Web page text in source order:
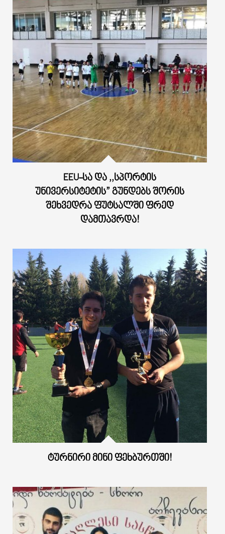
EEU-ᲡᲐ ᲓᲐ ,,ᲡᲞᲝᲠᲢᲘᲡ
ᲣᲜᲘᲕᲔᲠᲡᲘᲢᲔᲢᲘᲡ” ᲒᲣᲜᲓᲔᲑᲡ ᲨᲝᲠᲘᲡ
ᲨᲔᲮᲕᲔᲓᲠᲐ ᲤᲣᲢᲡᲐᲚᲨᲘ ᲤᲠᲔᲓ
ᲓᲐᲛᲗᲐᲕᲠᲓᲐ!
ᲢᲣᲠᲜᲘᲠᲘ ᲛᲘᲜᲘ ᲤᲔᲮᲑᲣᲠᲗᲨᲘ!